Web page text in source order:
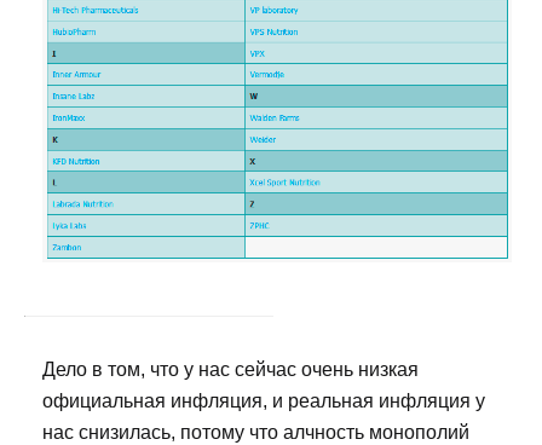
Дело в том, что у нас сейчас очень низкая
официальная инфляция, и реальная инфляция у
нас снизилась, потому что алчность монополий